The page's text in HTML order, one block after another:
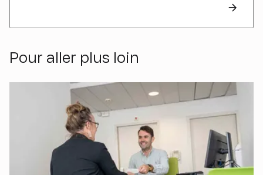
Pour aller plus loin